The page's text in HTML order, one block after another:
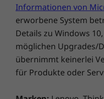
Nutzen Sie das
einem neuen
Funktionen. Mit der
neuartigen Fotos-
macht noch mehr
Informationen von
erworbene System
Details zu Windows
möglichen Upgrades/
übernimmt keinerlei
für Produkte oder